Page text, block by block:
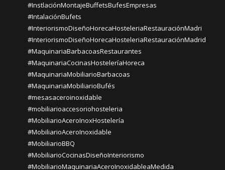
#InstlaciónMontajeBuffetsBufesEmpresas
#IntalaciónBufets
#InteriorismoDiseñoHorecaHosteleriaRestauraciónMadri
#InteriorismoDiseñoHorecaHosteleriaRestauraciónMadrid
#MaquinariaBarbacoasRestaurantes
#MaquinariaCocinasHosteleríaHoreca
#MaquinariaMobiliarioBarbacoas
#MaquinariaMobiliarioBufés
#mesasaceroinoxidable
#mobiliarioaccesoriohosteleria
#MobiliarioAceroInoxHostelería
#MobiliarioAceroInoxidable
#MobiliarioBBQ
#MobiliarioCocinasDiseñoInteriorismo
#MobiliarioMaquinariaAceroInoxidableaMedida